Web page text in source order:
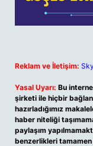
Reklam ve İletişim:
Yasal Uyarı: Bu
şirketi ile hiçbir
hazırladığımız
haber niteliği
paylaşım
benzerlikleri